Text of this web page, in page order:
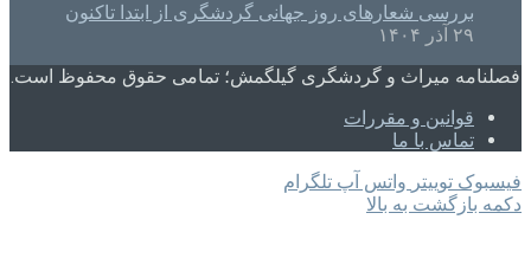
بررسی شعارهای روز جهانی گردشگری از ابتدا تاکنون
۲۹ آذر ۱۴۰۴
فصلنامه میراث و گردشگری گیلگمش؛ تمامی حقوق محفوظ است.
قوانین و مقررات
تماس با ما
فیسبوک توییتر واتس آپ تلگرام
دکمه بازگشت به بالا